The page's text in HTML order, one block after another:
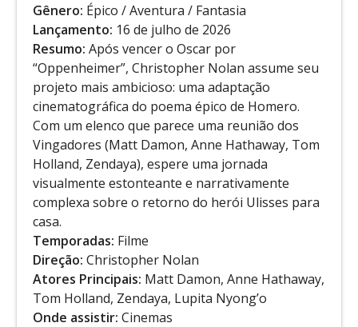
Gênero: Épico / Aventura / Fantasia
Lançamento: 16 de julho de 2026
Resumo: Após vencer o Oscar por
“Oppenheimer”, Christopher Nolan assume seu
projeto mais ambicioso: uma adaptação
cinematográfica do poema épico de Homero.
Com um elenco que parece uma reunião dos
Vingadores (Matt Damon, Anne Hathaway, Tom
Holland, Zendaya), espere uma jornada
visualmente estonteante e narrativamente
complexa sobre o retorno do herói Ulisses para
casa.
Temporadas: Filme
Direção: Christopher Nolan
Atores Principais: Matt Damon, Anne Hathaway,
Tom Holland, Zendaya, Lupita Nyong’o
Onde assistir: Cinemas